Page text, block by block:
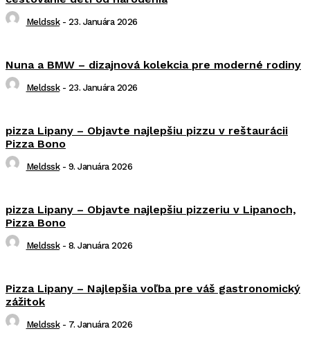
Meldssk - 23. Januára 2026
Nuna a BMW – dizajnová kolekcia pre moderné rodiny
Meldssk - 23. Januára 2026
pizza Lipany – Objavte najlepšiu pizzu v reštaurácii
Pizza Bono
Meldssk - 9. Januára 2026
pizza Lipany – Objavte najlepšiu pizzeriu v Lipanoch,
Pizza Bono
Meldssk - 8. Januára 2026
Pizza Lipany – Najlepšia voľba pre váš gastronomický
zážitok
Meldssk - 7. Januára 2026